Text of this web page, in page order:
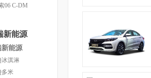
06 C-DM
新能源
新能源
冰淇淋
多米